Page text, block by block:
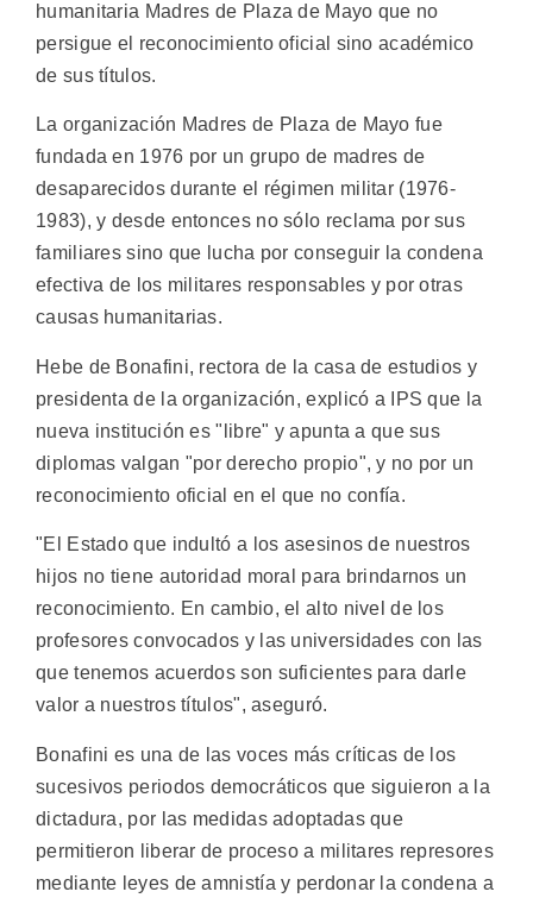
humanitaria Madres de Plaza de Mayo que no
persigue el reconocimiento oficial sino académico
de sus títulos.
La organización Madres de Plaza de Mayo fue
fundada en 1976 por un grupo de madres de
desaparecidos durante el régimen militar (1976-
1983), y desde entonces no sólo reclama por sus
familiares sino que lucha por conseguir la condena
efectiva de los militares responsables y por otras
causas humanitarias.
Hebe de Bonafini, rectora de la casa de estudios y
presidenta de la organización, explicó a IPS que la
nueva institución es "libre" y apunta a que sus
diplomas valgan "por derecho propio", y no por un
reconocimiento oficial en el que no confía.
"El Estado que indultó a los asesinos de nuestros
hijos no tiene autoridad moral para brindarnos un
reconocimiento. En cambio, el alto nivel de los
profesores convocados y las universidades con las
que tenemos acuerdos son suficientes para darle
valor a nuestros títulos", aseguró.
Bonafini es una de las voces más críticas de los
sucesivos periodos democráticos que siguieron a la
dictadura, por las medidas adoptadas que
permitieron liberar de proceso a militares represores
mediante leyes de amnistía y perdonar la condena a